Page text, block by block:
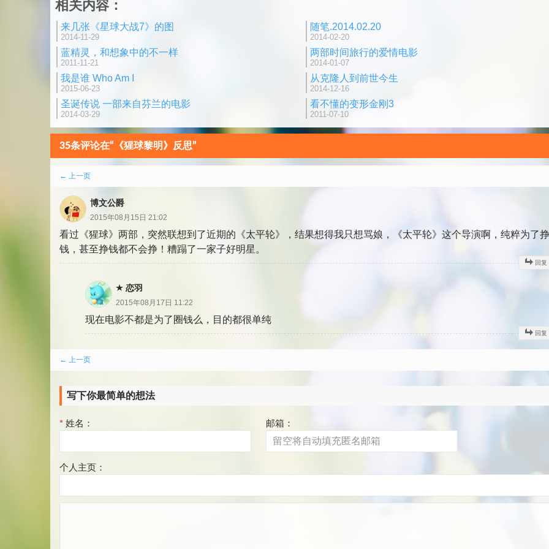
分
页
相关内容：
来几张《星球大战7》的图
2014-11-29
随笔.2014.02.20
2014-02-20
蓝精灵，和想象中的不一样
2011-11-21
两部时间旅行的爱情电影
2014-01-07
我是谁 Who Am I
2015-06-23
从克隆人到前世今生
2014-12-16
圣诞传说 一部来自芬兰的电影
2014-03-29
看不懂的变形金刚3
2011-07-10
35条评论在“《猩球黎明》反思”
评
论
分
页
← 上一页
博文公爵
2015年08月15日 21:02
看过《猩球》两部，突然联想到了近期的《太平轮》，结果想得我只想骂娘，《太平轮》这个导演啊，纯粹为了挣
钱，甚至挣钱都不会挣！糟蹋了一家子好明星。
回复
恋羽
2015年08月17日 11:22
现在电影不都是为了圈钱么，目的都很单纯
回复
评
分
页
← 上一页
写下你最简单的想法
* 姓名： 邮箱：
个人主页：